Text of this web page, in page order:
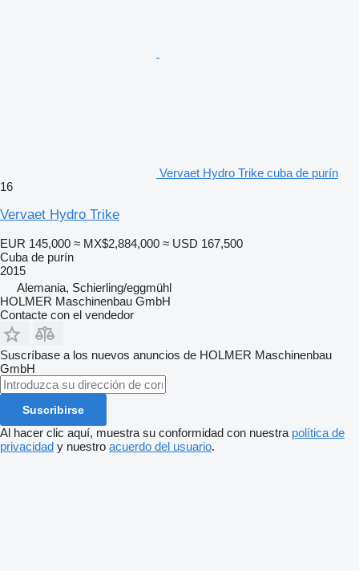
Vervaet Hydro Trike cuba de purín
16
Vervaet Hydro Trike
EUR 145,000 ≈ MX$2,884,000 ≈ USD 167,500
Cuba de purín
2015
Alemania, Schierling/eggmühl
HOLMER Maschinenbau GmbH
Contacte con el vendedor
Suscríbase a los nuevos anuncios de HOLMER Maschinenbau
GmbH
Suscribirse
Al hacer clic aquí, muestra su conformidad con nuestra política de
privacidad y nuestro acuerdo del usuario.